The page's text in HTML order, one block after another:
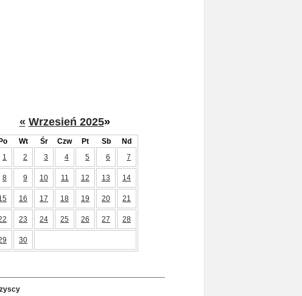
« Wrzesień 2025»
Wt Śr Czw Pt Sb
Nd
1
2 3 4 5 6 7
8 9 10 11 12 13 14
16 17 18 19 20 21
23 24 25 26 27 28
30